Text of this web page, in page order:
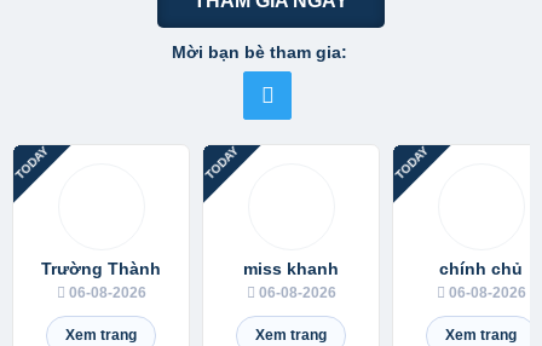
Mời bạn bè tham gia:
Trường Thành
06-08-2026
Xem trang
miss khanh
06-08-2026
Xem trang
chính chủ
06-08-2026
Xem trang